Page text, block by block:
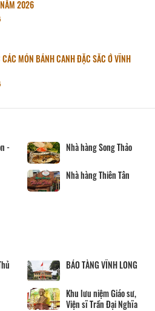
2026
CÁC MÓN BÁNH CANH ĐẶC SẮC Ở VĨNH
-
Nhà hàng Song Thảo
Nhà hàng Thiên Tân
BẢO TÀNG VĨNH LONG
Khu lưu niệm Giáo sư,
Viện sĩ Trần Đại Nghĩa